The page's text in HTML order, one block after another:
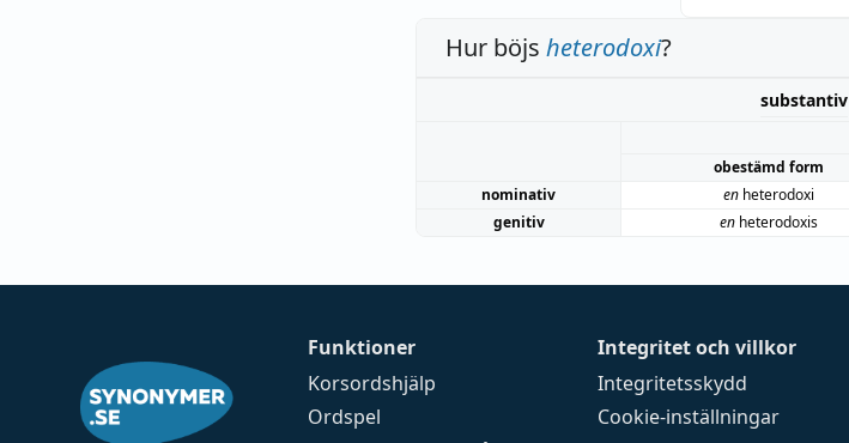
Hur böjs heterodoxi?
substantiv
obestämd form
nominativ
en heterodoxi
genitiv
en heterodoxis
Funktioner
Korsordshjälp
Ordspel
Integritet och villkor
Integritetsskydd
Cookie-inställningar